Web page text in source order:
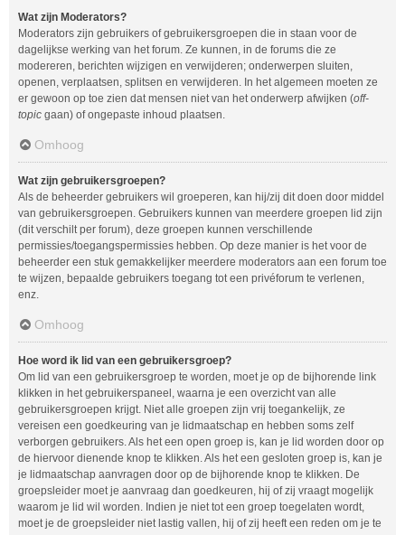
Wat zijn Moderators?
Moderators zijn gebruikers of gebruikersgroepen die in staan voor de
dagelijkse werking van het forum. Ze kunnen, in de forums die ze
modereren, berichten wijzigen en verwijderen; onderwerpen sluiten,
openen, verplaatsen, splitsen en verwijderen. In het algemeen moeten ze
er gewoon op toe zien dat mensen niet van het onderwerp afwijken (off-
topic gaan) of ongepaste inhoud plaatsen.
Omhoog
Wat zijn gebruikersgroepen?
Als de beheerder gebruikers wil groeperen, kan hij/zij dit doen door middel
van gebruikersgroepen. Gebruikers kunnen van meerdere groepen lid zijn
(dit verschilt per forum), deze groepen kunnen verschillende
permissies/toegangspermissies hebben. Op deze manier is het voor de
beheerder een stuk gemakkelijker meerdere moderators aan een forum toe
te wijzen, bepaalde gebruikers toegang tot een privéforum te verlenen,
enz.
Omhoog
Hoe word ik lid van een gebruikersgroep?
Om lid van een gebruikersgroep te worden, moet je op de bijhorende link
klikken in het gebruikerspaneel, waarna je een overzicht van alle
gebruikersgroepen krijgt. Niet alle groepen zijn vrij toegankelijk, ze
vereisen een goedkeuring van je lidmaatschap en hebben soms zelf
verborgen gebruikers. Als het een open groep is, kan je lid worden door op
de hiervoor dienende knop te klikken. Als het een gesloten groep is, kan je
je lidmaatschap aanvragen door op de bijhorende knop te klikken. De
groepsleider moet je aanvraag dan goedkeuren, hij of zij vraagt mogelijk
waarom je lid wil worden. Indien je niet tot een groep toegelaten wordt,
moet je de groepsleider niet lastig vallen, hij of zij heeft een reden om je te